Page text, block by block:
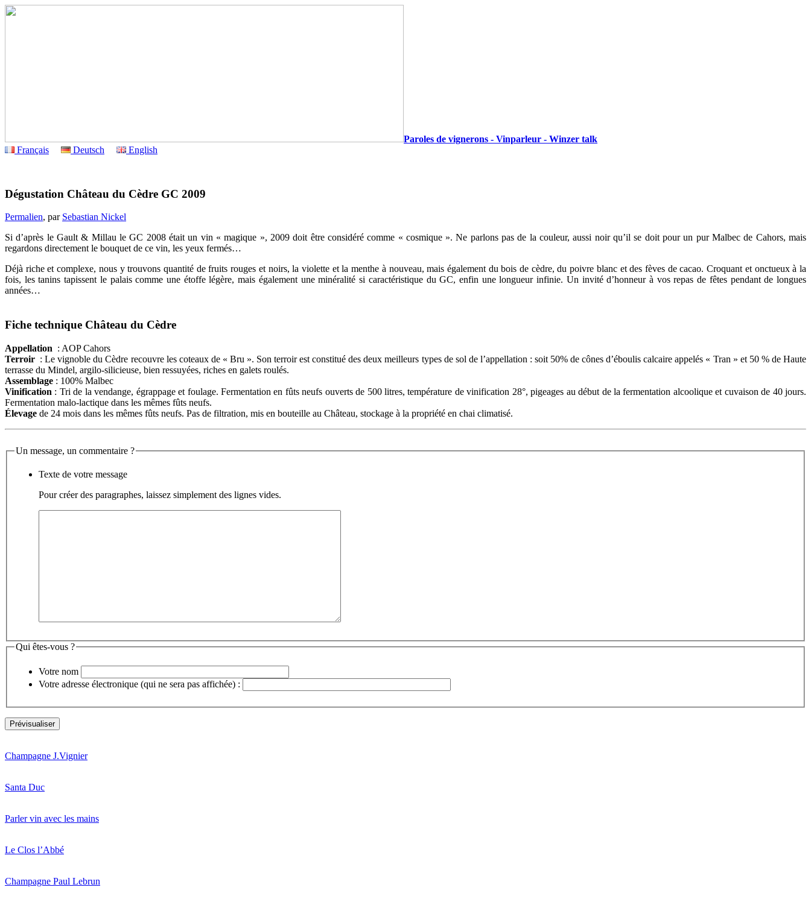
Paroles de vignerons - Vinparleur - Winzer talk
Français
Deutsch English
Dégustation Château du Cèdre GC 2009
Permalien, par Sebastian Nickel
Si d’après le Gault & Millau le GC 2008 était un vin « magique », 2009 doit être considéré comme « cosmique ». Ne parlons pas de la couleur, aussi noir qu’il se doit pour un pur Malbec de Cahors, mais
regardons directement le bouquet de ce vin, les yeux fermés…
Déjà riche et complexe, nous y trouvons quantité de fruits rouges et noirs, la violette et la menthe à nouveau, mais également du bois de cèdre, du poivre blanc et des fèves de cacao. Croquant et onctueux à la
fois, les tanins tapissent le palais comme une étoffe légère, mais également une minéralité si caractéristique du GC, enfin une longueur infinie. Un invité d’honneur à vos repas de fêtes pendant de longues
années…
Fiche technique Château du Cèdre
Appellation : AOP Cahors
Terroir : Le vignoble du Cèdre recouvre les coteaux de « Bru ». Son terroir est constitué des deux meilleurs types de sol de l’appellation : soit 50% de cônes d’éboulis calcaire appelés « Tran » et 50 % de Haute
terrasse du Mindel, argilo-silicieuse, bien ressuyées, riches en galets roulés.
Assemblage : 100% Malbec
Vinification : Tri de la vendange, égrappage et foulage. Fermentation en fûts neufs ouverts de 500 litres, température de vinification 28°, pigeages au début de la fermentation alcoolique et cuvaison de 40 jours.
Fermentation malo-lactique dans les mêmes fûts neufs.
Élevage de 24 mois dans les mêmes fûts neufs. Pas de filtration, mis en bouteille au Château, stockage à la propriété en chai climatisé.
Un message, un commentaire ?
Texte de votre message
Pour créer des paragraphes, laissez simplement des lignes vides.
Qui êtes-vous ?
Votre nom
Votre adresse électronique (qui ne sera pas affichée) :
Champagne J.Vignier
Santa Duc
Parler vin avec les mains
Le Clos l’Abbé
Champagne Paul Lebrun